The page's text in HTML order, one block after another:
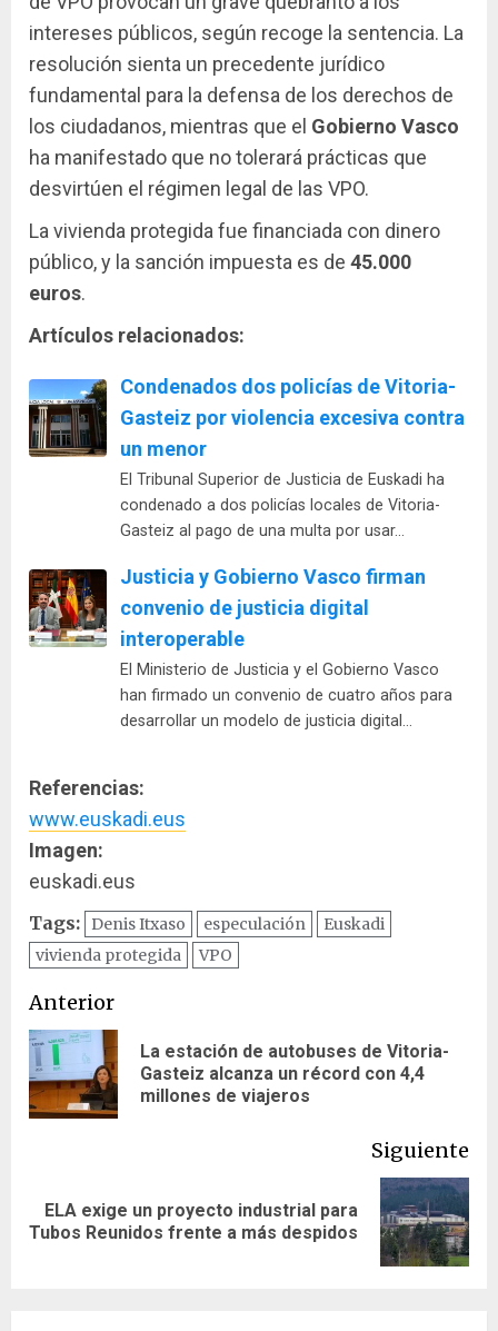
intereses públicos, según recoge la sentencia. La
resolución sienta un precedente jurídico
fundamental para la defensa de los derechos de
los ciudadanos, mientras que el Gobierno Vasco
ha manifestado que no tolerará prácticas que
desvirtúen el régimen legal de las VPO.
La vivienda protegida fue financiada con dinero
público, y la sanción impuesta es de 45.000
euros.
Artículos relacionados:
Condenados dos policías de Vitoria-
Gasteiz por violencia excesiva contra
un menor
El Tribunal Superior de Justicia de Euskadi ha
condenado a dos policías locales de Vitoria-
Gasteiz al pago de una multa por usar…
Justicia y Gobierno Vasco firman
convenio de justicia digital
interoperable
El Ministerio de Justicia y el Gobierno Vasco
han firmado un convenio de cuatro años para
desarrollar un modelo de justicia digital…
Referencias:
www.euskadi.eus
Imagen:
euskadi.eus
Tags: Denis Itxaso especulación
Euskadi
vivienda protegida
VPO
Navegación
de
entradas
Anterior
La estación de autobuses de Vitoria-
Gasteiz alcanza un récord con 4,4
millones de viajeros
Siguiente
Siguiente
entrada:
ELA exige un proyecto industrial para
Tubos Reunidos frente a más despidos